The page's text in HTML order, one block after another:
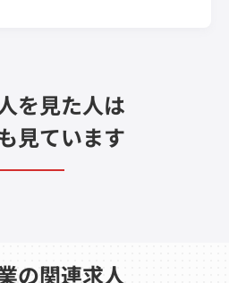
を見た人は
見ています
の関連求人